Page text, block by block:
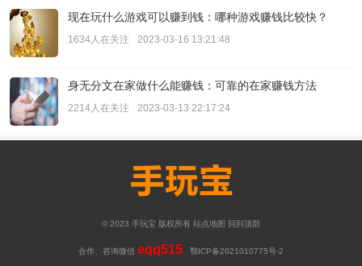
现在玩什么游戏可以赚到钱：哪种游戏赚钱比较快？
1634人在关注 2023-03-16 13:21:48
身无分文在家做什么能赚钱：可靠的在家赚钱方法
2214人在关注 2023-03-13 22:17:24
© 2023 手玩宝 版权所有 站点地图 回到顶部
合作、咨询微信 eqq515 鄂ICP备2021010775号-2